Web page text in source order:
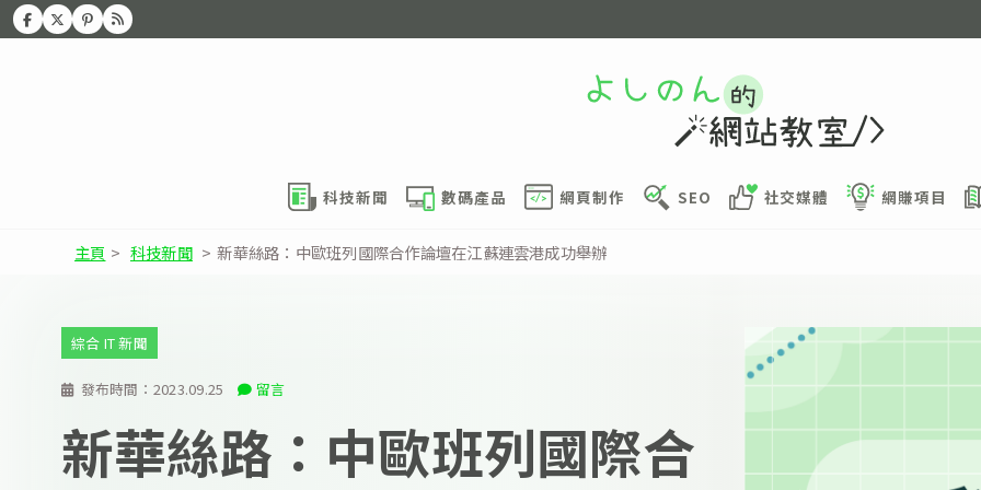
科技新聞 數碼產品 網頁制作 SEO 社交媒體 網賺項目
主頁 > 科技新聞 > 新華絲路：中歐班列國際合作論壇在江蘇連雲港成功舉辦
發布時間： 2023.09.25 留言
綜合 IT 新聞
新華絲路：中歐班列國際合